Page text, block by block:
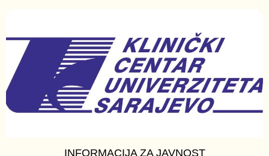
INFORMACIJA ZA JAVNOST